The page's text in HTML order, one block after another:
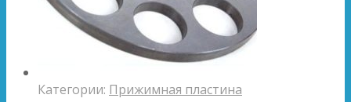
Категории: Прижимная пластина